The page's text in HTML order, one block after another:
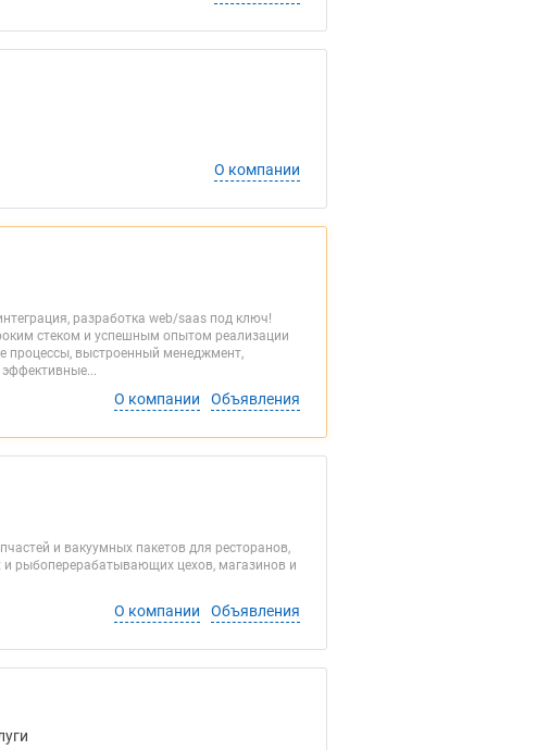
О компании
разработка web/saas под ключ!
стеком и успешным опытом реализации
процессы, выстроенный менеджмент,
О компании Объявления
и вакуумных пакетов для ресторанов,
рыбоперерабатывающих цехов, магазинов и
О компании Объявления